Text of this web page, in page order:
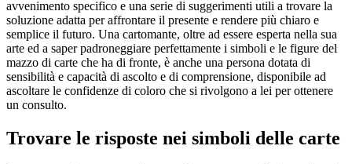
avvenimento specifico e una serie di suggerimenti utili a trovare la
soluzione adatta per affrontare il presente e rendere più chiaro e
semplice il futuro. Una cartomante, oltre ad essere esperta nella sua
arte ed a saper padroneggiare perfettamente i simboli e le figure del
mazzo di carte che ha di fronte, è anche una persona dotata di
sensibilità e capacità di ascolto e di comprensione, disponibile ad
ascoltare le confidenze di coloro che si rivolgono a lei per ottenere
un consulto.
Trovare le risposte nei simboli delle carte